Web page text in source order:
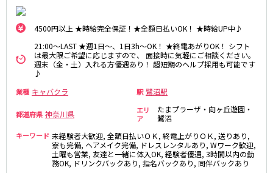
4500円以上 ★時給完全保証！★全額日払いOK！ ★時給UP中♪
21:00～LAST ★週1日～、1日3h～OK！ ★終電あがりOK！ シフト
は最大限ご希望に応じますので、 面接時に気軽にご相談ください。
週末（金・土）入れる方優遇あり！ 超短期のヘルプ採用も可能です
♪
業種 キャバクラ 駅 鷺沼駅
都道府県 神奈川県
エリ
ア
たまプラーザ・向ヶ丘遊園・
鷺沼
キーワード 未経験者大歓迎, 全額日払いＯＫ, 終電上がりＯＫ, 送りあり,
寮も完備, ヘアメイク完備, ドレスレンタルあり, Wワーク歓迎,
土曜も営業, 友達と一緒に体入OK, 経験者優遇, 3時間以内の勤
務OK, ドリンクバックあり, 指名バックあり, 同伴バックあり
茨城県
土浦
水戸
つくば
取手
神栖・鹿嶋
勝田
北茨城
群馬県
前橋・伊勢崎
新宿三丁目駅
淡路町駅
四ツ谷駅
四谷三丁目駅
JR京浜東北線
新橋駅
関内駅
上野駅
大宮駅
川崎駅
赤羽駅
横浜駅
蒲田駅